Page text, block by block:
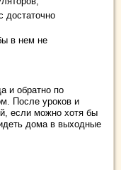
достаточно
в нем не
и обратно по
После уроков и
если можно хотя бы
дома в выходные